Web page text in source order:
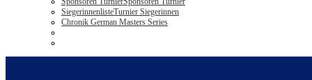
SiegerinnenlisteTurnier Siegerinnen
Chronik German Masters Series